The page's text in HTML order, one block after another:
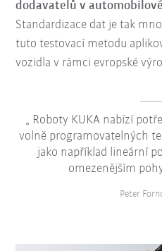
dodavatelů v
Standardizace dat je tak
tuto testovací metodu
vozidla v rámci evropské
Roboty KUKA nabízí
volně programovatelných
jako například lineární
omezenějším
Peter